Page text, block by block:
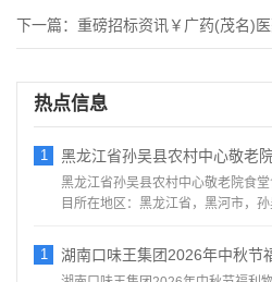
下一篇： 重磅招标资讯￥广药(茂名)医药
热点信息
1 黑龙江省孙吴县农村中心敬老
黑龙江省孙吴县农村中心敬老院食
目所在地区：黑龙江省，黑河市，
1 湖南口味王集团2026年中秋节